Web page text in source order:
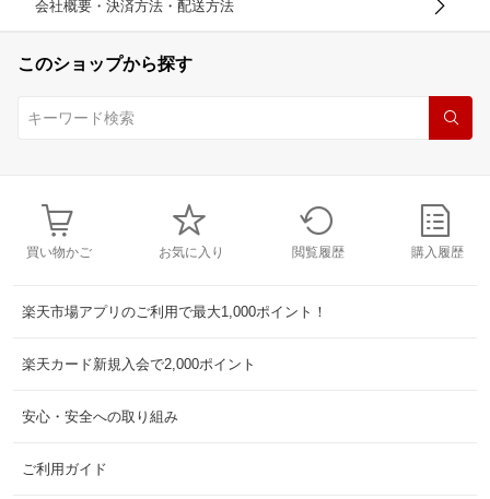
会社概要・決済方法・配送方法
このショップから探す
買い物かご お気に入り 閲覧履歴 購入履歴
楽天市場アプリのご利用で最大1,000ポイント！
楽天カード新規入会で2,000ポイント
安心・安全への取り組み
ご利用ガイド